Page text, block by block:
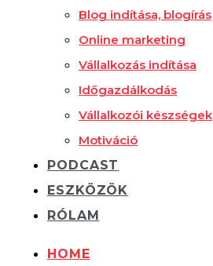
Blog indítása, blogírás
Online marketing
Vállalkozás indítása
Időgazdálkodás
Vállalkozói készségek
Motiváció
PODCAST
ESZKÖZÖK
RÓLAM
HOME